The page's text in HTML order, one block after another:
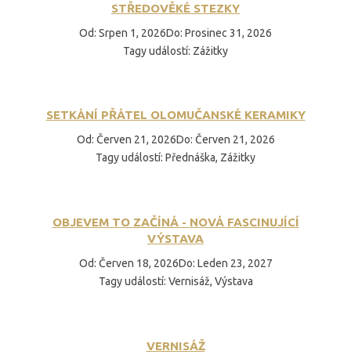
STŘEDOVĚKÉ STEZKY
Od: Srpen 1, 2026Do: Prosinec 31, 2026
Tagy událostí: Zážitky
SETKÁNÍ PŘÁTEL OLOMUČANSKÉ KERAMIKY
Od: Červen 21, 2026Do: Červen 21, 2026
Tagy událostí: Přednáška, Zážitky
OBJEVEM TO ZAČÍNÁ - NOVÁ FASCINUJÍCÍ
VÝSTAVA
Od: Červen 18, 2026Do: Leden 23, 2027
Tagy událostí: Vernisáž, Výstava
VERNISÁŽ